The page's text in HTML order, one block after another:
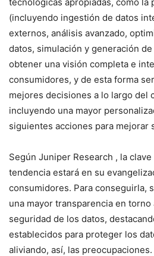
(incluyendo ingestión de datos
externos, análisis avanzado,
datos, simulación y generación
obtener una visión completa e
consumidores, y de esta forma
mejores decisiones a lo largo del
incluyendo una mayor
siguientes acciones para mejorar
Según Juniper Research , la
tendencia estará en su
consumidores. Para conseguirla,
una mayor transparencia en torno
seguridad de los datos,
establecidos para proteger los
aliviando, así, las